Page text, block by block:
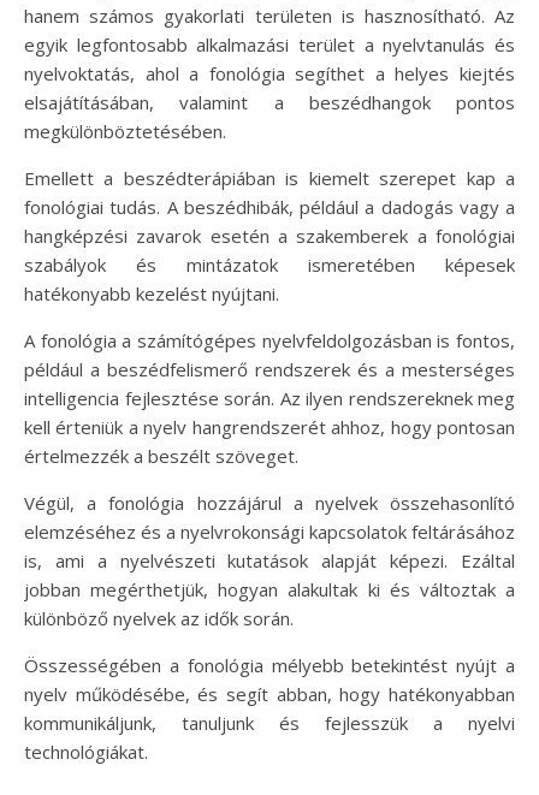
hanem számos gyakorlati területen is hasznosítható. Az
egyik legfontosabb alkalmazási terület a nyelvtanulás és
nyelvoktatás, ahol a fonológia segíthet a helyes kiejtés
elsajátításában, valamint a beszédhangok pontos
megkülönböztetésében.
Emellett a beszédterápiában is kiemelt szerepet kap a
fonológiai tudás. A beszédhibák, például a dadogás vagy a
hangképzési zavarok esetén a szakemberek a fonológiai
szabályok és mintázatok ismeretében képesek
hatékonyabb kezelést nyújtani.
A fonológia a számítógépes nyelvfeldolgozásban is fontos,
például a beszédfelismerő rendszerek és a mesterséges
intelligencia fejlesztése során. Az ilyen rendszereknek meg
kell érteniük a nyelv hangrendszerét ahhoz, hogy pontosan
értelmezzék a beszélt szöveget.
Végül, a fonológia hozzájárul a nyelvek összehasonlító
elemzéséhez és a nyelvrokonsági kapcsolatok feltárásához
is, ami a nyelvészeti kutatások alapját képezi. Ezáltal
jobban megérthetjük, hogyan alakultak ki és változtak a
különböző nyelvek az idők során.
Összességében a fonológia mélyebb betekintést nyújt a
nyelv működésébe, és segít abban, hogy hatékonyabban
kommunikáljunk, tanuljunk és fejlesszük a nyelvi
technológiákat.